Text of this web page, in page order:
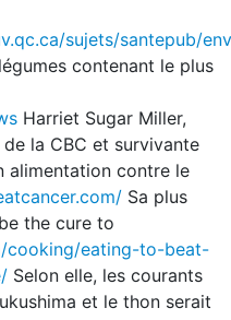
sujets/santepub/
contenant le plus
Harriet Sugar Miller,
la CBC et survivante
alimentation contre le
Sa plus
the cure to
cooking/eating-to-beat-
Selon elle, les courants
et le thon serait